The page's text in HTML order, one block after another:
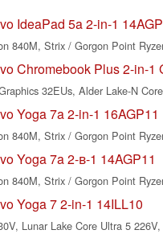
IdeaPad 5a 2-in-1
840M, Strix / Gorgon Point
Chromebook Plus 2-in-1
32EUs, Alder Lake-N
Yoga 7a 2-in-1 16AGP11
840M, Strix / Gorgon Point
Yoga 7a 2-в-1 14AGP11
840M, Strix / Gorgon Point
Yoga 7 2-in-1 14ILL10
Lunar Lake Core Ultra 5